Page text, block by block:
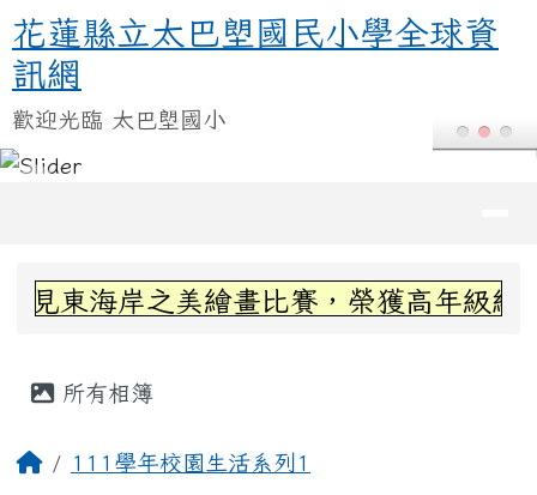
跳至主內容區
花蓮縣立太巴塱國民小學全球資訊
花蓮縣立太巴塱國民小學全球資
訊網
歡迎光臨 太巴塱國小
上中區域內容
海岸之美繪畫比賽，榮獲高年級組第三
所有相簿
回首頁111學年校園生活系列1